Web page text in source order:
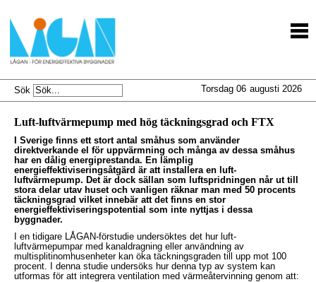
augusti 2026
Torsdag 06
Sök
Luft-luftvärmepump med hög täckningsgrad och FTX
I Sverige finns ett stort antal småhus som använder
direktverkande el för uppvärmning och många av dessa småhus
har en dålig energiprestanda. En lämplig
energieffektiviseringsåtgärd är att installera en luft-
luftvärmepump. Det är dock sällan som luftspridningen når ut till
stora delar utav huset och vanligen räknar man med 50 procents
täckningsgrad vilket innebär att det finns en stor
energieffektiviseringspotential som inte nyttjas i dessa
byggnader.
I en tidigare LÅGAN-förstudie undersöktes det hur luft-
luftvärmepumpar med kanaldragning eller användning av
multisplitinomhusenheter kan öka täckningsgraden till upp mot 100
procent. I denna studie undersöks hur denna typ av system kan
utformas för att integrera ventilation med värmeåtervinning genom att: